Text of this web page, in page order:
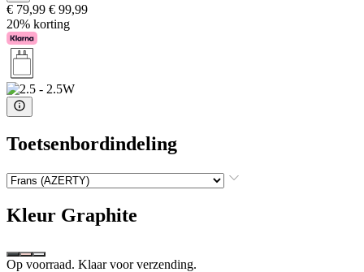
€ 79,99 € 99,99
20% korting
Toetsenbordindeling
Kleur Graphite
Op voorraad. Klaar voor verzending.